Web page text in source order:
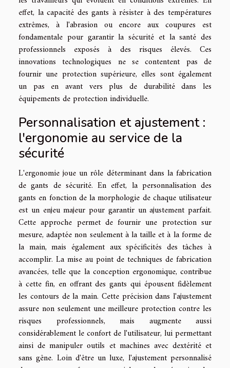
effet, la capacité des gants à résister à des températures
extrêmes, à l'abrasion ou encore aux coupures est
fondamentale pour garantir la sécurité et la santé des
professionnels exposés à des risques élevés. Ces
innovations technologiques ne se contentent pas de
fournir une protection supérieure, elles sont également
un pas en avant vers plus de durabilité dans les
équipements de protection individuelle.
Personnalisation et ajustement :
l'ergonomie au service de la
sécurité
L'ergonomie joue un rôle déterminant dans la fabrication
de gants de sécurité. En effet, la personnalisation des
gants en fonction de la morphologie de chaque utilisateur
est un enjeu majeur pour garantir un ajustement parfait.
Cette approche permet de fournir une protection sur
mesure, adaptée non seulement à la taille et à la forme de
la main, mais également aux spécificités des tâches à
accomplir. La mise au point de techniques de fabrication
avancées, telle que la conception ergonomique, contribue
à cette fin, en offrant des gants qui épousent fidèlement
les contours de la main. Cette précision dans l'ajustement
assure non seulement une meilleure protection contre les
risques professionnels, mais augmente aussi
considérablement le confort de l'utilisateur, lui permettant
ainsi de manipuler outils et machines avec dextérité et
sans gêne. Loin d'être un luxe, l'ajustement personnalisé